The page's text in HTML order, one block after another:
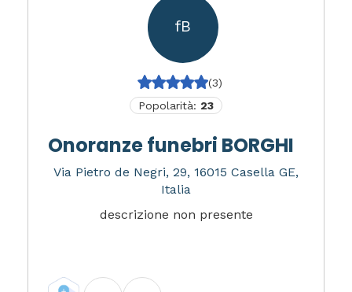
fB
(3)
Popolarità: 23
Onoranze funebri BORGHI
Via Pietro de Negri, 29, 16015 Casella GE,
Italia
descrizione non presente